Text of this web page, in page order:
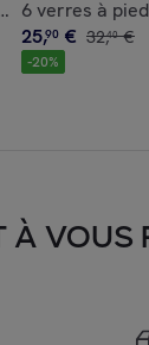
Starline -
6 verres à
25,90 € 32,40 €
-20%
À VOUS